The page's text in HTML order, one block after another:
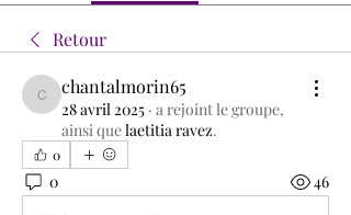
Retour
chantalmorin65
chantalmorin65
28 avril 2025 · a rejoint le groupe,
ainsi quelaetitia ravez.
0
0 46